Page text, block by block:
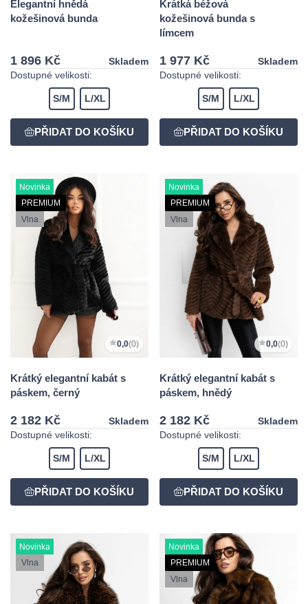
Elegantní hnědá
kožešinová bunda
1 896 Kč
Skladem
Dostupné velikosti:
S/M L/XL
Krátká béžová
kožešinová bunda s
límcem
1 977 Kč
Skladem
Dostupné velikosti:
S/M L/XL
Novinka
PREMIUM
Vlna
0,0(0)
Krátký elegantní kabát s
páskem, černý
2 182 Kč
Skladem
Dostupné velikosti:
S/M L/XL
Novinka
PREMIUM
Vlna
0,0(0)
Krátký elegantní kabát s
páskem, hnědý
2 182 Kč
Skladem
Dostupné velikosti:
S/M L/XL
Novinka
Vlna
Novinka
PREMIUM
Vlna